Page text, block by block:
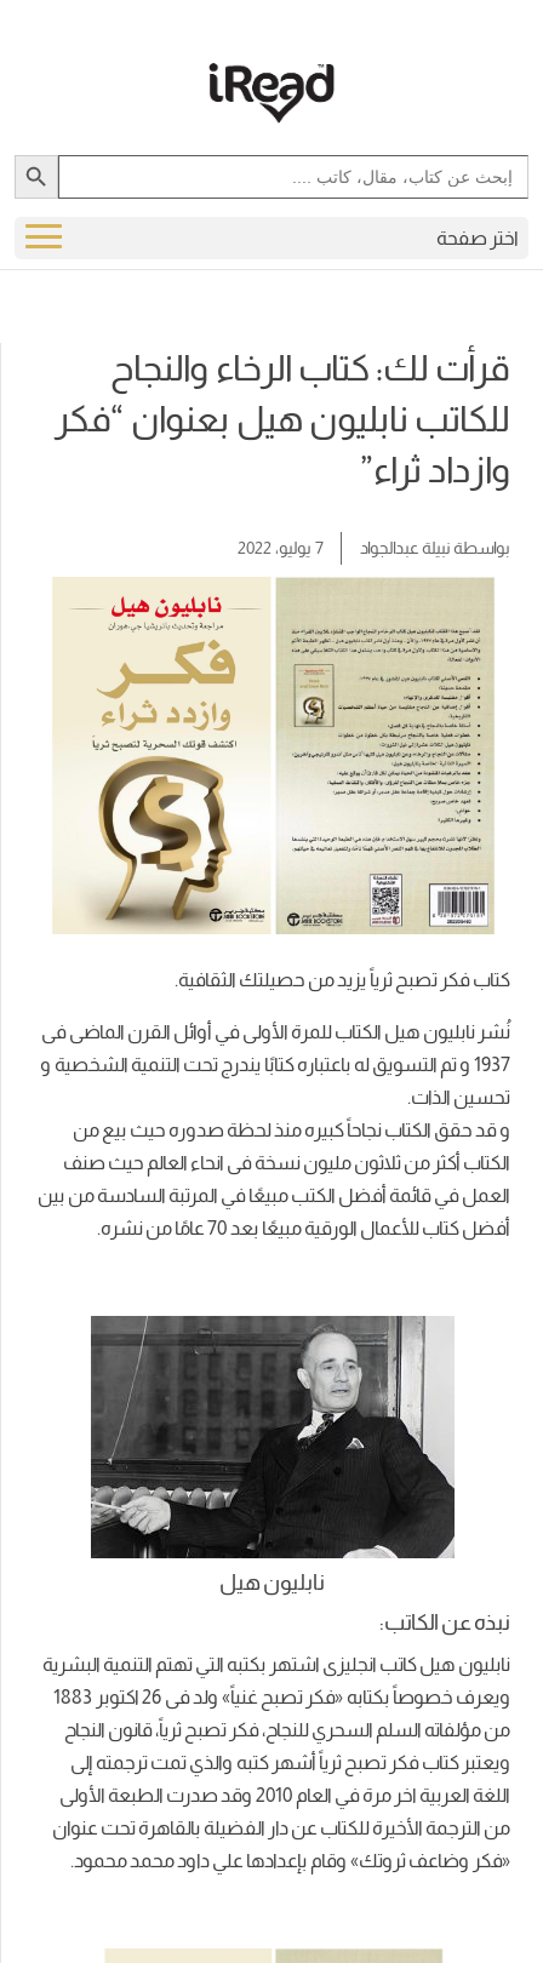
Search
for:
Search Button
اختر صفحة
قرأت لك: كتاب الرخاء والنجاح
للكاتب نابليون هيل بعنوان “فكر
وازداد ثراء”
بواسطةنبيلة عبدالجواد 7 يوليو، 2022
كتاب فكر تصبح ثرياً يزيد من حصيلتك الثقافية.
نُشر نابليون هيل الكتاب للمرة الأولى في أوائل القرن الماضى فى
1937 و تم التسويق له باعتباره كتابًا يندرج تحت التنمية الشخصية و
تحسين الذات.
و قد حقق الكتاب نجاحاً كبيره منذ لحظة صدوره حيث بيع من
الكتاب أكثر من ثلاثون مليون نسخة فى انحاء العالم حيث صنف
العمل في قائمة أفضل الكتب مبيعًا في المرتبة السادسة من بين
أفضل كتاب للأعمال الورقية مبيعًا بعد 70 عامًا من نشره.
نابليون هيل
نبذه عن الكاتب:
نابليون هيل كاتب انجليزى اشتهر بكتبه التي تهتم التنمية البشرية
ويعرف خصوصاً بكتابه «فكر تصبح غنياً» ولد فى 26 اكتوبر 1883
من مؤلفاته السلم السحري للنجاح، فكر تصبح ثرياً، قانون النجاح
ويعتبر كتاب فكر تصبح ثرياً أشهر كتبه والذي تمت ترجمته إلى
اللغة العربية اخر مرة في العام 2010 وقد صدرت الطبعة الأولى
من الترجمة الأخيرة للكتاب عن دار الفضيلة بالقاهرة تحت عنوان
«فكر وضاعف ثروتك» وقام بإعدادها علي داود محمد محمود.